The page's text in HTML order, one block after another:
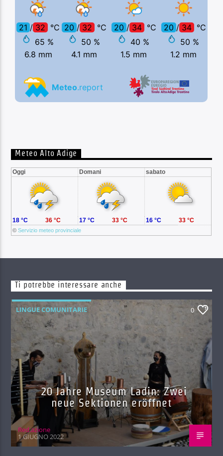
Meteo Alto Adige
Oggi Domani sabato
©Servizio meteo provinciale
18 °C 36 °C 17 °C 33 °C 16 °C 33 °C
Ti potrebbe interessare anche
LINGUE COMUNITARIE 0
20 Jahre Museum Ladin: Zwei
neue Sektionen eröffnet
Red.azione
1 GIUGNO 2022